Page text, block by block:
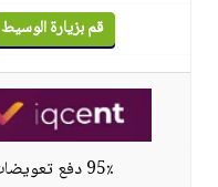
قم بزيارة الوسيط
95٪ دفع تعويضات